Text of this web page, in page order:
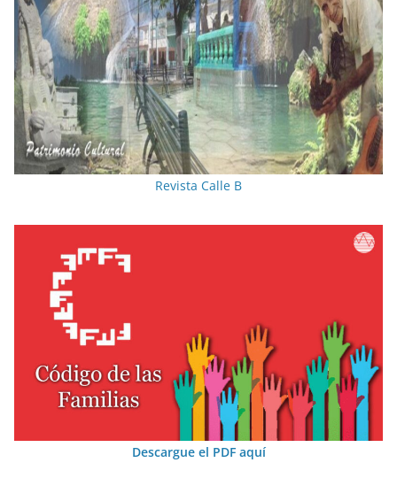
Revista Calle B
Descargue el PDF aquí